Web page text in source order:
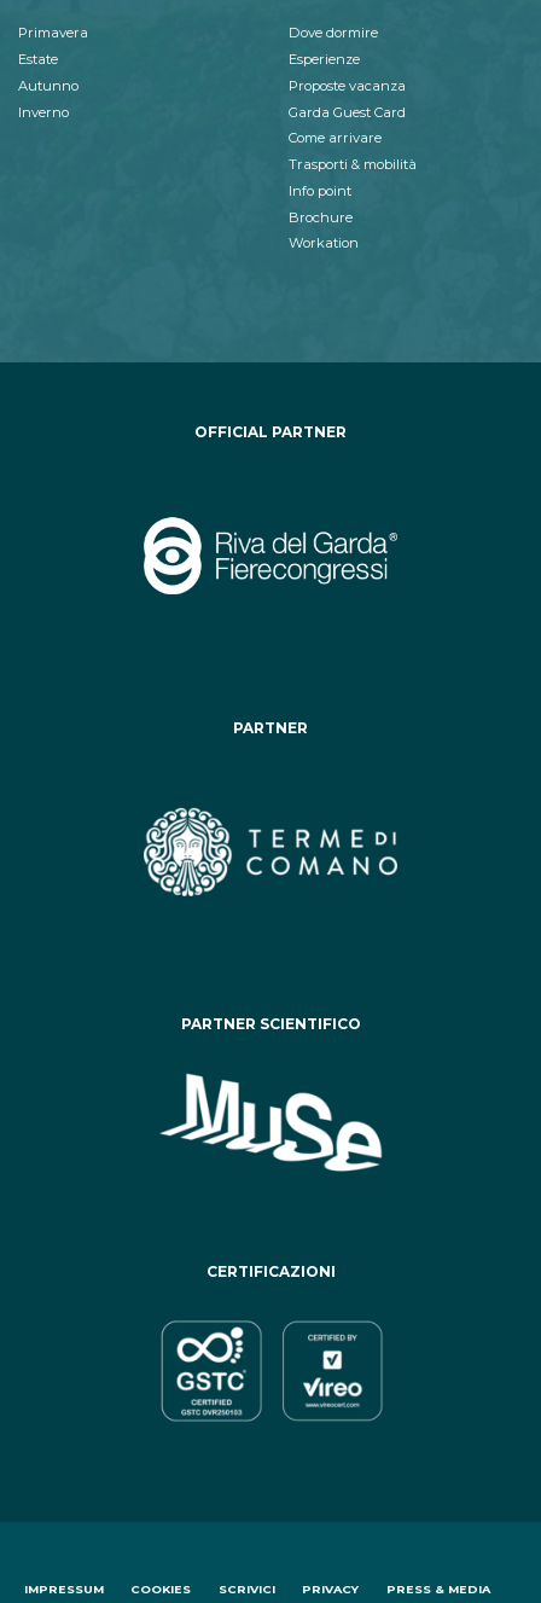
Primavera
Estate
Autunno
Inverno
Dove dormire
Esperienze
Proposte vacanza
Garda Guest Card
Come arrivare
Trasporti & mobilità
Info point
Brochure
Workation
OFFICIAL PARTNER
PARTNER
PARTNER SCIENTIFICO
CERTIFICAZIONI
IMPRESSUM COOKIES SCRIVICI PRIVACY PRESS & MEDIA